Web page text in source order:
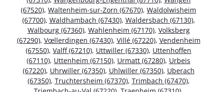
(67520), Waltenheim-sur-Zorn (67670), Waldolwisheim
(67700), Waldhambach (67430), Waldersbach (67130),
Walbourg (67360), Wahlenheim (67170), Volksberg
(67290), Vœllerdingen (67430), Villé (67220), Vendenheim
(67550), Valff (67210), Uttwiller (67330), Uttenhoffen
(67110), Uttenheim (67150), Urmatt (67280), Urbeis
(67220), Uhrwiller (67350), Uhlwiller (67350), Uberach
(67350), Truchtersheim (67370), Trimbach (67470),